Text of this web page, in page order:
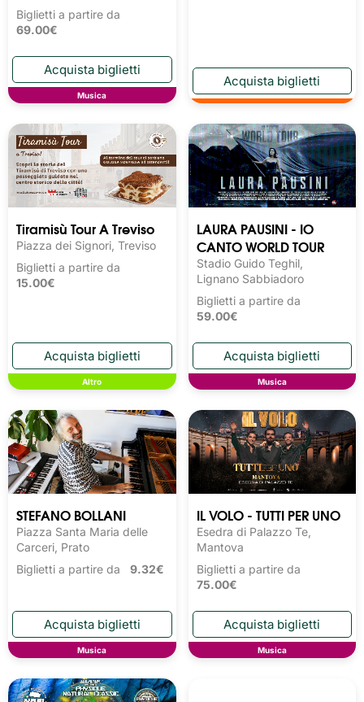
Biglietti a partire da
69.00€
Musica
Tiramisù Tour A Treviso
Piazza dei Signori, Treviso
Biglietti a partire da
15.00€
Altro
LAURA PAUSINI - IO
CANTO WORLD TOUR
Stadio Guido Teghil,
Lignano Sabbiadoro
Biglietti a partire da
59.00€
Musica
STEFANO BOLLANI
Piazza Santa Maria delle
Carceri, Prato
Biglietti a partire da 9.32€
Musica
IL VOLO - TUTTI PER UNO
Esedra di Palazzo Te,
Mantova
Biglietti a partire da
75.00€
Musica